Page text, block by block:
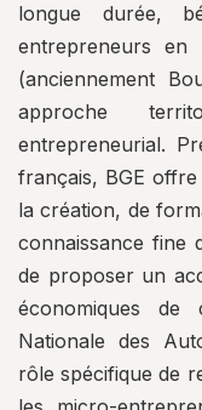
longue durée,
entrepreneurs en
(anciennement
approche
entrepreneurial.
français, BGE
la création, de
connaissance fine
de proposer un
économiques de
Nationale des
rôle spécifique de